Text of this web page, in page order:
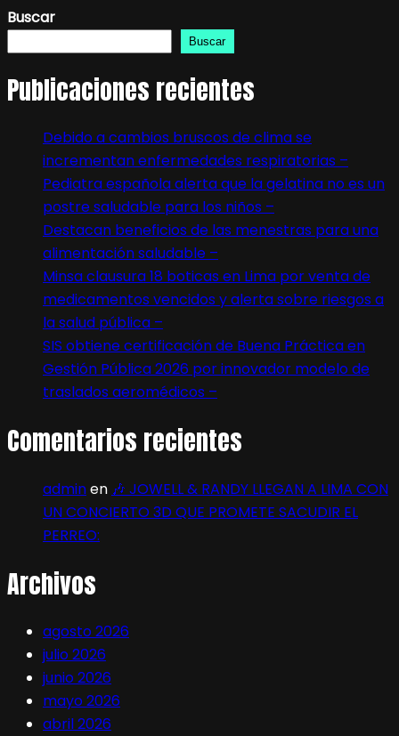
Buscar
Buscar
Publicaciones recientes
Debido a cambios bruscos de clima se
incrementan enfermedades respiratorias –
Pediatra española alerta que la gelatina no es un
postre saludable para los niños –
Destacan beneficios de las menestras para una
alimentación saludable –
Minsa clausura 18 boticas en Lima por venta de
medicamentos vencidos y alerta sobre riesgos a
la salud pública –
SIS obtiene certificación de Buena Práctica en
Gestión Pública 2026 por innovador modelo de
traslados aeromédicos –
Comentarios recientes
adminen 🎶 JOWELL & RANDY LLEGAN A LIMA CON
UN CONCIERTO 3D QUE PROMETE SACUDIR EL
PERREO:
Archivos
agosto 2026
julio 2026
junio 2026
mayo 2026
abril 2026